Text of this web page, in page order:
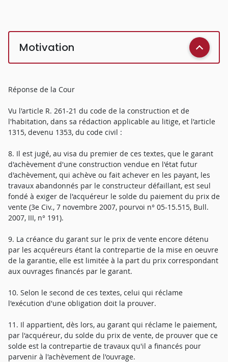
Motivation
Réponse de la Cour
Vu l'article R. 261-21 du code de la construction et de
l'habitation, dans sa rédaction applicable au litige, et l'article
1315, devenu 1353, du code civil :
8. Il est jugé, au visa du premier de ces textes, que le garant
d'achèvement d'une construction vendue en l'état futur
d'achèvement, qui achève ou fait achever en les payant, les
travaux abandonnés par le constructeur défaillant, est seul
fondé à exiger de l'acquéreur le solde du paiement du prix de
vente (3e Civ., 7 novembre 2007, pourvoi n° 05-15.515, Bull.
2007, III, n° 191).
9. La créance du garant sur le prix de vente encore détenu
par les acquéreurs étant la contrepartie de la mise en oeuvre
de la garantie, elle est limitée à la part du prix correspondant
aux ouvrages financés par le garant.
10. Selon le second de ces textes, celui qui réclame
l'exécution d'une obligation doit la prouver.
11. Il appartient, dès lors, au garant qui réclame le paiement,
par l'acquéreur, du solde du prix de vente, de prouver que ce
solde est la contrepartie de travaux qu'il a financés pour
parvenir à l'achèvement de l'ouvrage.